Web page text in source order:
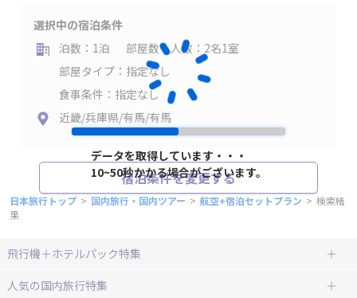
データを取得しています・・・
10~50秒かかる場合がございます。
選択中の宿泊条件
泊数：1泊
部屋数・人数：2名1室
部屋タイプ：指定なし
食事条件：指定なし
近畿/兵庫県/有馬/有馬
宿泊条件を変更する
日本旅行トップ > 国内旅行・国内ツアー > 航空+宿泊セットプラン > 検索結
果
飛行機＋ホテルパック特集
赤い風船ダイナミックパッケージ
ＪＡＬで行く飛行機+ホテルパック
人気の国内旅行特集